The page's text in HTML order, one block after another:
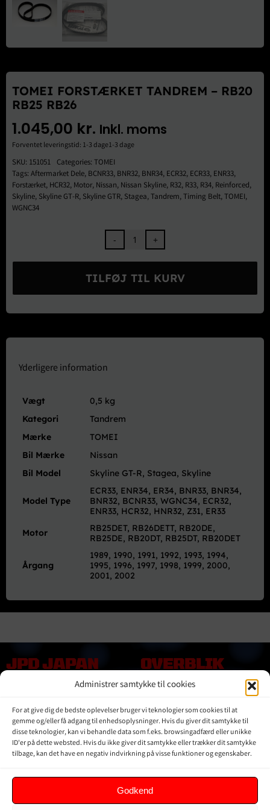
Administrer samtykke til cookies
For at give dig de bedste oplevelser bruger vi teknologier som cookies til at
gemme og/eller få adgang til enhedsoplysninger. Hvis du giver dit samtykke til
disse teknologier, kan vi behandle data som f.eks. browsingadfærd eller unikke
ID'er på dette websted. Hvis du ikke giver dit samtykke eller trækker dit samtykke
tilbage, kan det have en negativ indvirkning på visse funktioner og egenskaber.
Godkend
Brugte Dele
TOMEI FORSTÆRKET TANDREM – RB20
RB25 RB26
1.045,00 kr. Inkl. moms
Forventet leveringstid: 1-3 dage1-3 dage
SKU: 151051 Categories: TOMEI
Tags: Aftermarket Dele, BCNR33, BNR32, BNR34, ECR32, ECR33, ENR33,
Forstærket, HCR32, Motor, Nissan, Nissan Skyline, R32, R33, R34, Reinforced,
Skyline, Skyline GT-R, Skyline GTR, Stagea,Tandrem,Timing Belt,TOMEI,
WGNC34
Tomei
Forstærket
Tandrem
-
RB20
RB25
antal
TILFØJ TIL KURV
Yderligere information
Vægt
0,5 kg
Kategori
Tandrem
Mærke
TOMEI
Bil Mærke
Nissan
Bil Model
Skyline GT-R, Stagea, Skyline
Model Type
ECR33, ENR34, ER34, BNR33, BNR34,
BNR32, BCNR33, WGNC34, ECR32,
ENR33, HCR32, HNR32, Z31, ER33
Motor
RB25DET, RB26DETT, RB20DE,
RB25DE, RB20DT, RB25DT, RB20DET
Årgang
1989, 1990, 1991, 1992, 1993, 1994,
1995, 1996, 1997, 1998, 1999, 2000,
2001, 2002
JPD JAPAN
DENMARK
Kontakt Os
Om JPD Japan Denmark
Handelsbetingelser
Privat Politik
OVERBLIK
Online shop
Vores Mærker